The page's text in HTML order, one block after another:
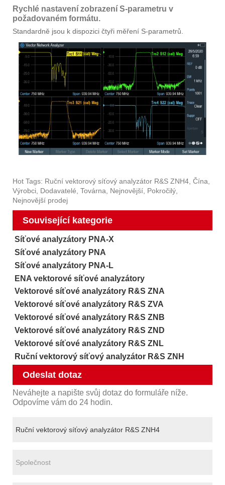
Rychlé nastavení zobrazení S-parametru v
požadovaném formátu.
Standardně jsou k dispozici čtyři měření S-parametrů.
Hot Tags: Ruční vektorový síťový analyzátor R&S ZNH4, Čína,
Výrobci, Dodavatelé, Továrna, Nejnovější, Pokročilý,
Nejnovější prodej
Související kategorie
Síťové analyzátory PNA-X
Síťové analyzátory PNA
Síťové analyzátory PNA-L
ENA vektorové síťové analyzátory
Vektorové síťové analyzátory R&S ZNA
Vektorové síťové analyzátory R&S ZVA
Vektorové síťové analyzátory R&S ZNB
Vektorové síťové analyzátory R&S ZND
Vektorové síťové analyzátory R&S ZNL
Ruční vektorový síťový analyzátor R&S ZNH
Odeslat dotaz
Neváhejte a napište svůj dotaz do formuláře níže.
Odpovíme vám do 24 hodin.